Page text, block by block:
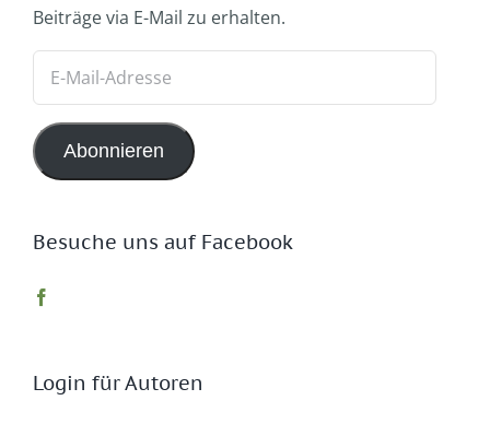
Beiträge via E-Mail zu erhalten.
Adresse
Abonnieren
Besuche uns auf Facebook
Login für Autoren